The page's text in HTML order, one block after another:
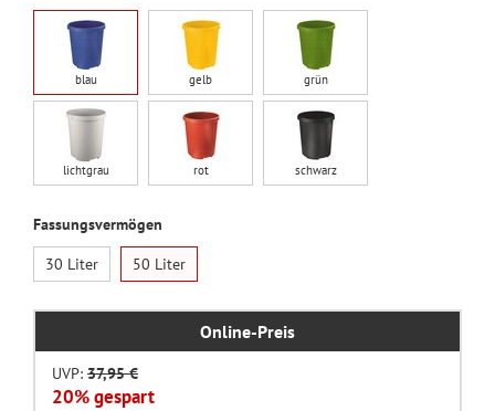
blau gelb grün
lichtgrau rot schwarz
Fassungsvermögen
30 Liter
50 Liter
Online-Preis
UVP: 37,95 €
20% gespart